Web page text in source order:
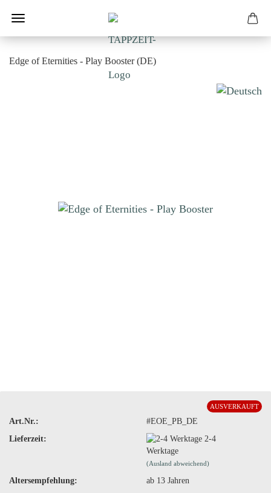
Edge of Eternities - Play Booster (DE)
AUSVERKAUFT
Art.Nr.:
#EOE_PB_DE
Lieferzeit:
2-4
Werktage
(Ausland abweichend)
Altersempfehlung:
ab 13 Jahren